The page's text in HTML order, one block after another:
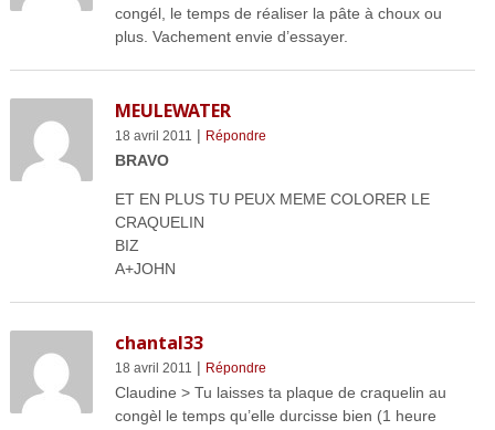
congél, le temps de réaliser la pâte à choux ou
plus. Vachement envie d’essayer.
MEULEWATER
18 avril 2011 | Répondre
BRAVO
ET EN PLUS TU PEUX MEME COLORER LE
CRAQUELIN
BIZ
A+JOHN
chantal33
18 avril 2011 | Répondre
Claudine > Tu laisses ta plaque de craquelin au
congèl le temps qu’elle durcisse bien (1 heure